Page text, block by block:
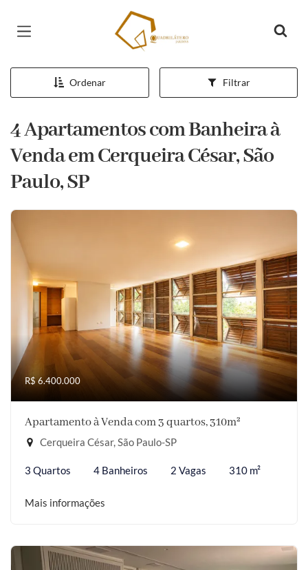
Página inicial
Ordenar Filtrar
4 Apartamentos com Banheira à
Venda em Cerqueira César, São
Paulo, SP
R$ 6.400.000
Apartamento à Venda com 3 quartos, 310m²
Cerqueira César, São Paulo-SP
3 Quartos 4 Banheiros 2 Vagas 310 m²
Mais informações